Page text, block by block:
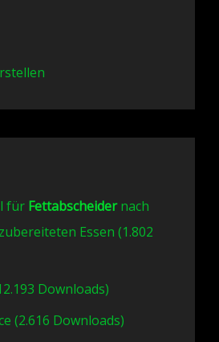
für Fettabscheidernach
Essen (1.802
Downloads)
(2.616 Downloads)